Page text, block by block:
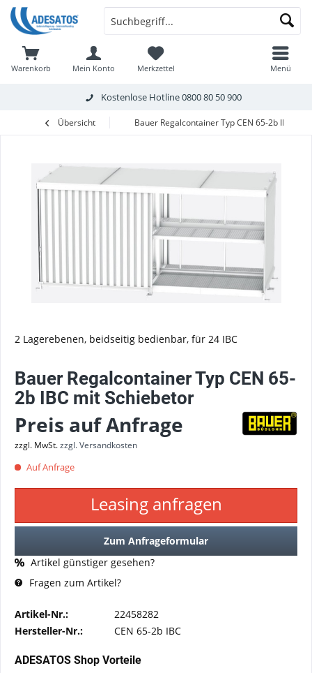
Kostenlose Hotline0800 80 50 900
Warenkorb Merkzettel
Mein Konto Menü
Übersicht Bauer Regalcontainer Typ CEN 65-2b IBC mit
2 Lagerebenen, beidseitig bedienbar, für 24 IBC
Bauer Regalcontainer Typ CEN 65-
2b IBC mit Schiebetor
Preis auf Anfrage
zzgl. MwSt.zzgl. Versandkosten
Auf Anfrage
Leasing anfragen
Zum Anfrageformular
Artikel günstiger gesehen?
Fragen zum Artikel?
Artikel-Nr.:
22458282
Hersteller-Nr.:
CEN 65-2b IBC
ADESATOS Shop Vorteile